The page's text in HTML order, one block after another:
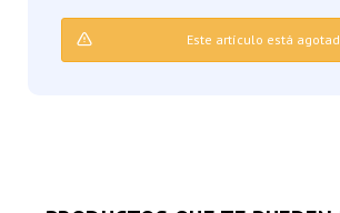
Este artículo está